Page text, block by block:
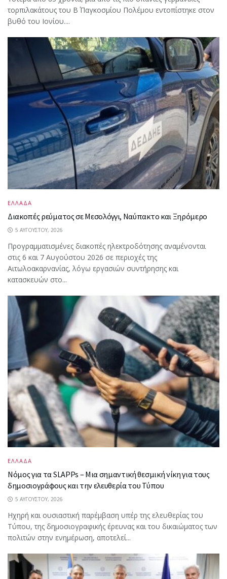
τορπιλακάτους του Β΄ Παγκοσμίου Πολέμου εντοπίστηκε στον
βυθό του Ιονίου....
ΕΛΛΑΔΑ
Διακοπές ρεύματος σε Μεσολόγγι, Ναύπακτο και Ξηρόμερο
5 ΑΥΓΟΎΣΤΟΥ, 2026
Προγραμματισμένες διακοπές ηλεκτροδότησης αναμένονται
στις 6 και 7 Αυγούστου 2026 σε περιοχές της
Αιτωλοακαρνανίας, λόγω εργασιών συντήρησης και
κατασκευών στο...
ΕΛΛΑΔΑ
Νόμος για τα SLAPPs – Μια σημαντική θεσμική νίκη για τους
δημοσιογράφους και την ελευθερία του Τύπου
5 ΑΥΓΟΎΣΤΟΥ, 2026
Ηχηρή και ουσιαστική παρέμβαση υπέρ της ελευθερίας του
Τύπου, της δημοσιογραφικής έρευνας και του δικαιώματος των
πολιτών στην ενημέρωση, αποτελεί...